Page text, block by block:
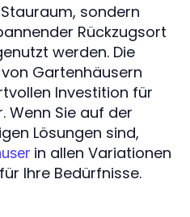
sondern
Rückzugsort
werden. Die
Gartenhäusern
Investition für
Wenn Sie auf der
Lösungen sind,
in allen Variationen
Ihre Bedürfnisse.